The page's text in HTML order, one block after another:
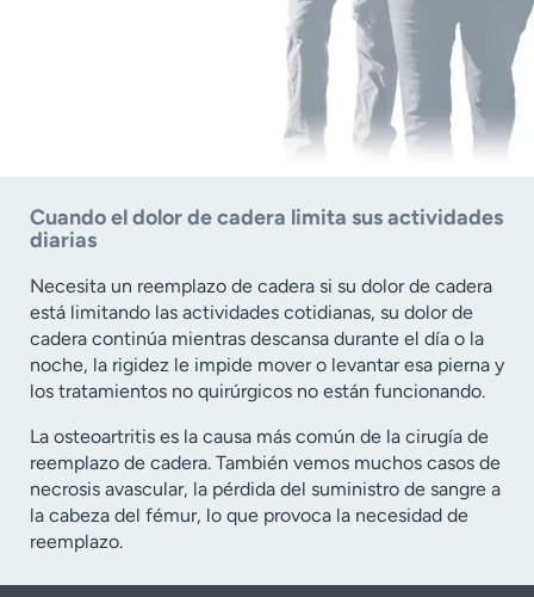
Cuando el dolor de cadera limita sus actividades
diarias
Necesita un reemplazo de cadera si su dolor de cadera
está limitando las actividades cotidianas, su dolor de
cadera continúa mientras descansa durante el día o la
noche, la rigidez le impide mover o levantar esa pierna y
los tratamientos no quirúrgicos no están funcionando.
La osteoartritis es la causa más común de la cirugía de
reemplazo de cadera. También vemos muchos casos de
necrosis avascular, la pérdida del suministro de sangre a
la cabeza del fémur, lo que provoca la necesidad de
reemplazo.